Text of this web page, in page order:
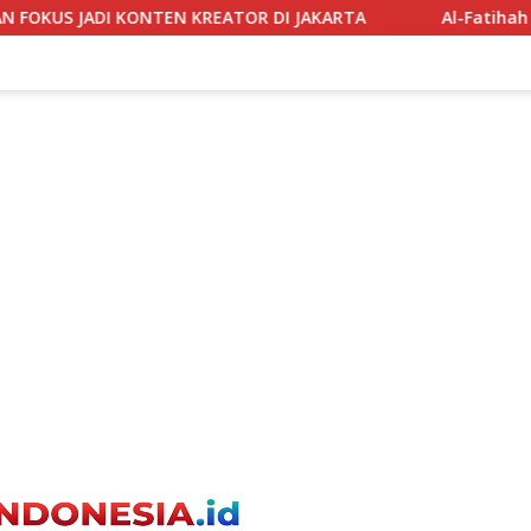
Al-Fatihah Bagi Makmum dalam Salat Jahr,